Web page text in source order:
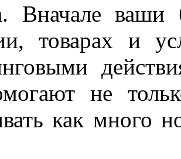
Вначале
товарах и
не
как много